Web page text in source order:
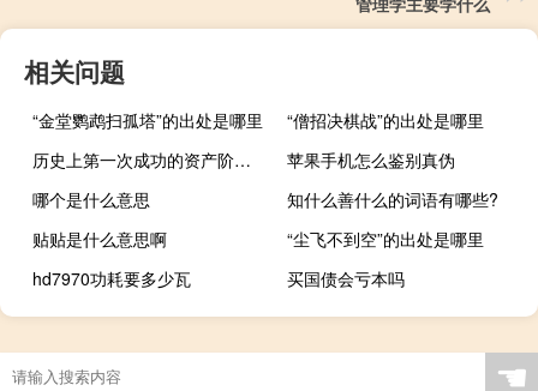
相关问题
“金堂鹦鹉扫孤塔”的出处是哪里
“僧招决棋战”的出处是哪里
历史上第一次成功的资产阶级革命是什么革命
苹果手机怎么鉴别真伪
哪个是什么意思
知什么善什么的词语有哪些?
贴贴是什么意思啊
“尘飞不到空”的出处是哪里
hd7970功耗要多少瓦
买国债会亏本吗
☚